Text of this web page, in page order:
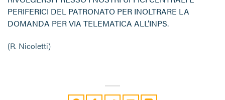
PERIFERICI DEL PATRONATO PER INOLTRARE LA
DOMANDA PER VIA TELEMATICA ALL’INPS.
(R. Nicoletti)